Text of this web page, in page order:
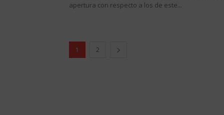
apertura con respecto a los de este...
1 2